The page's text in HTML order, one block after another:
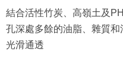
結合活性竹炭、高嶺土及
孔深處多餘的油脂、雜質
光滑通透